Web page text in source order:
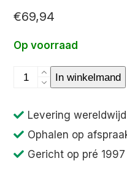
€69,94
Op voorraad
WindvangersIn winkelmand
Levering wereldwijd
Ophalen op
Gericht op pré